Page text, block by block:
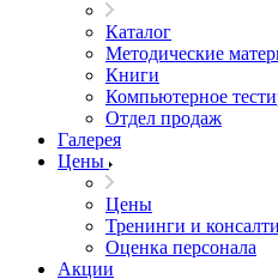
Каталог
Методические
Книги
Компьютерное
Отдел продаж
Галерея
Цены
Цены
Тренинги и
Оценка персонала
Акции